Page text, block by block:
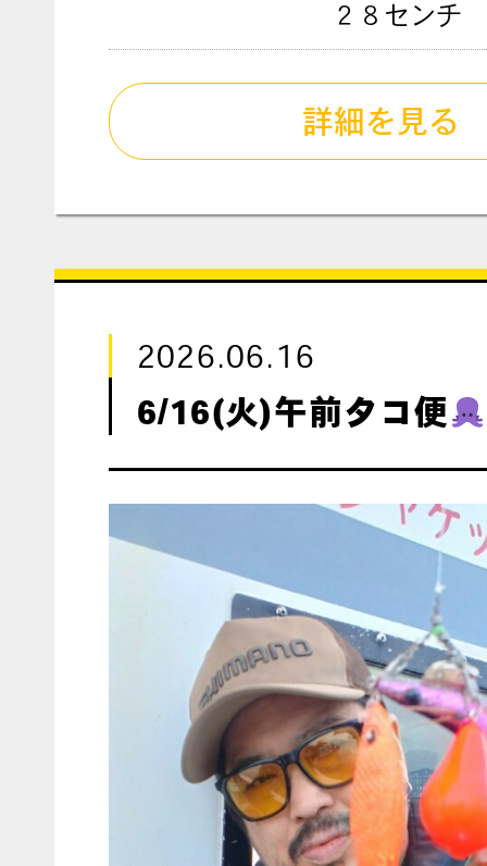
２８センチ
詳細を見る
2026.06.16
6/16(火)午前タコ便